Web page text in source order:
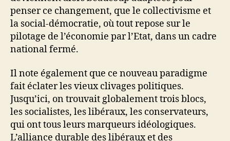
penser ce changement, que le collectivisme et
la social-démocratie, où tout repose sur le
pilotage de l’économie par l’Etat, dans un cadre
national fermé.
Il note également que ce nouveau paradigme
fait éclater les vieux clivages politiques.
Jusqu’ici, on trouvait globalement trois blocs,
les socialistes, les libéraux, les conservateurs,
qui ont tous leurs marqueurs idéologiques.
L’alliance durable des libéraux et des